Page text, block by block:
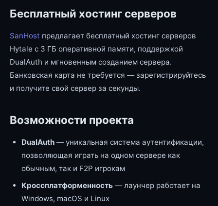
Бесплатный хостинг серверов
SanHost предлагает бесплатный хостинг серверов
Hytale с 3 ГБ оперативной памяти, поддержкой
DualAuth и мгновенным созданием сервера.
Банковская карта не требуется — зарегистрируйтесь
и получите свой сервер за секунды.
Возможности проекта
DualAuth — уникальная система аутентификации,
позволяющая играть на одном сервере как
обычным, так и F2P игрокам
Кроссплатформенность — лаунчер работает на
Windows, macOS и Linux